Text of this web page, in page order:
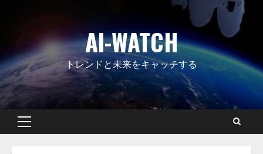
AI-WATCH
トレンドと未来をキャッチする
Primary